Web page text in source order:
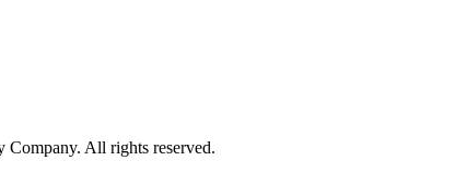
All rights reserved.